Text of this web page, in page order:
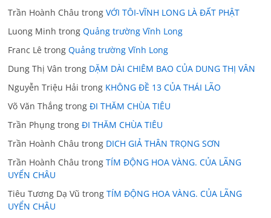
Trần Hoành Châu trongVỚI TÔI-VĨNH LONG LÀ ĐẤT PHẬT
Luong Minh trongQuảng trường Vĩnh Long
Franc Lê trongQuảng trường Vĩnh Long
Dung Thị Vân trong DẶM DÀI CHIÊM BAO CỦA DUNG THỊ VÂN
Nguyễn Triệu Hải trong KHÔNG ĐỀ 13 CỦA THÁI LÃO
Võ Văn Thắng trongĐI THĂM CHÙA TIÊU
Trần Phụng trongĐI THĂM CHÙA TIÊU
Trần Hoành Châu trong DICH GIẢ THÂN TRỌNG SƠN
Trần Hoành Châu trongTÍM ĐỘNG HOA VÀNG. CỦA LÃNG
UYỂN CHÂU
Tiêu Tương Dạ Vũ trongTÍM ĐỘNG HOA VÀNG. CỦA LÃNG
UYỂN CHÂU